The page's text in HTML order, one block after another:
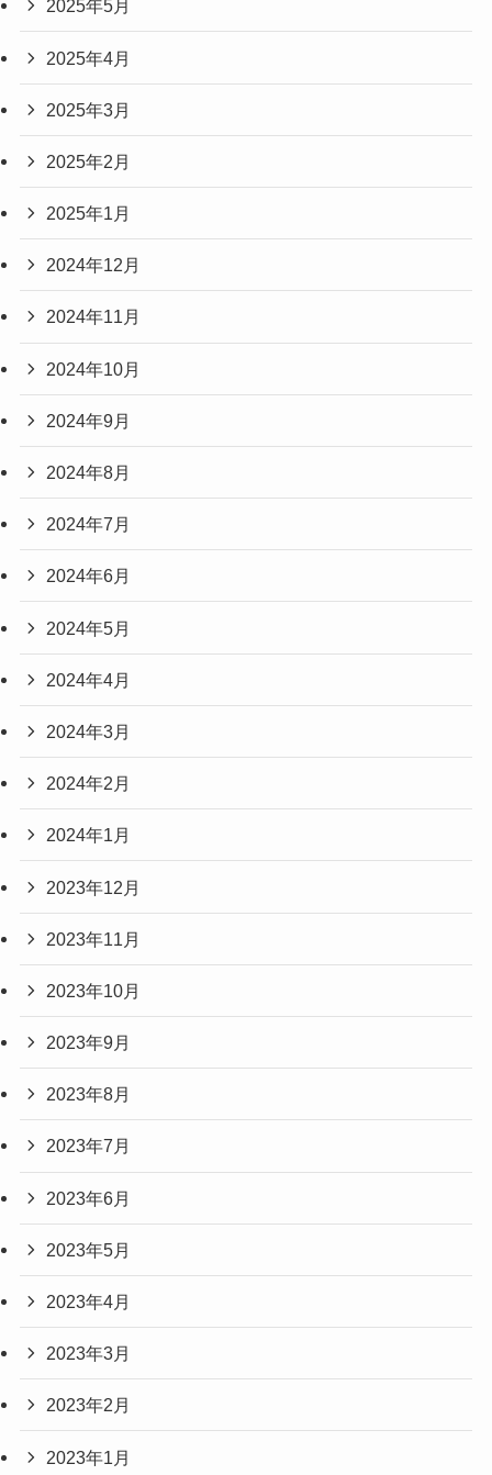
2025年5月
2025年4月
2025年3月
2025年2月
2025年1月
2024年12月
2024年11月
2024年10月
2024年9月
2024年8月
2024年7月
2024年6月
2024年5月
2024年4月
2024年3月
2024年2月
2024年1月
2023年12月
2023年11月
2023年10月
2023年9月
2023年8月
2023年7月
2023年6月
2023年5月
2023年4月
2023年3月
2023年2月
2023年1月